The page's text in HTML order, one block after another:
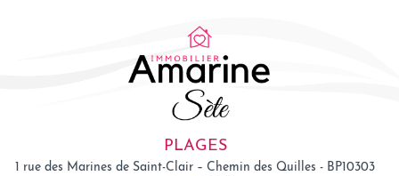
PLAGES
1 rue des Marines de Saint-Clair – Chemin des Quilles - BP10303